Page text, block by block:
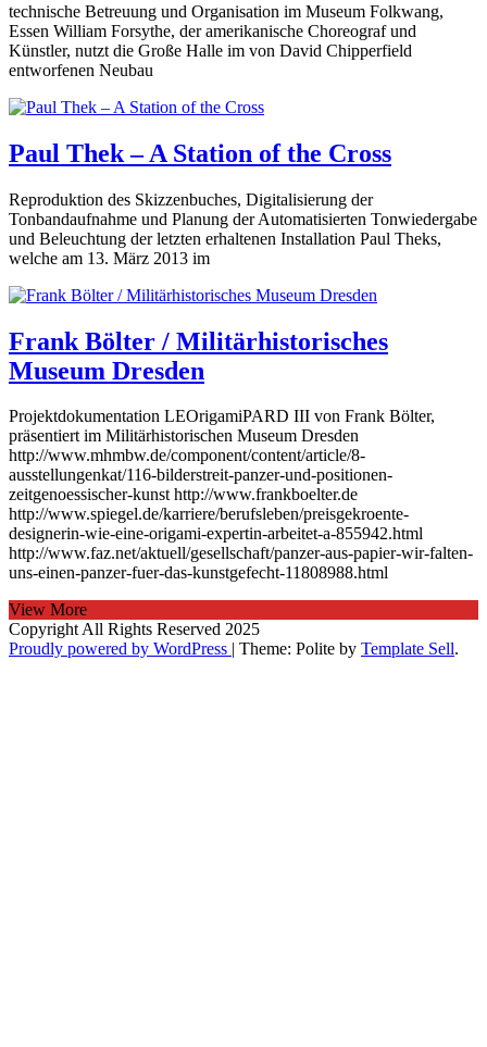
technische Betreuung und Organisation im Museum Folkwang,
Essen William Forsythe, der amerikanische Choreograf und
Künstler, nutzt die Große Halle im von David Chipperfield
entworfenen Neubau
Paul Thek – A Station of the Cross
Reproduktion des Skizzenbuches, Digitalisierung der
Tonbandaufnahme und Planung der Automatisierten Tonwiedergabe
und Beleuchtung der letzten erhaltenen Installation Paul Theks,
welche am 13. März 2013 im
Frank Bölter / Militärhistorisches
Museum Dresden
Projektdokumentation LEOrigamiPARD III von Frank Bölter,
präsentiert im Militärhistorischen Museum Dresden
http://www.mhmbw.de/component/content/article/8-
ausstellungenkat/116-bilderstreit-panzer-und-positionen-
zeitgenoessischer-kunst http://www.frankboelter.de
http://www.spiegel.de/karriere/berufsleben/preisgekroente-
designerin-wie-eine-origami-expertin-arbeitet-a-855942.html
http://www.faz.net/aktuell/gesellschaft/panzer-aus-papier-wir-falten-
uns-einen-panzer-fuer-das-kunstgefecht-11808988.html
View More
Copyright All Rights Reserved 2025
Proudly powered by WordPress | Theme: Polite by Template Sell.